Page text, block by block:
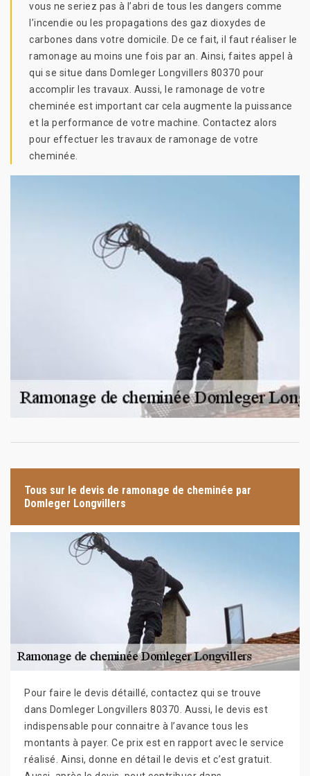
vous ne seriez pas à l’abri de tous les dangers comme
l’incendie ou les propagations des gaz dioxydes de
carbones dans votre domicile. De ce fait, il faut réaliser le
ramonage au moins une fois par an. Ainsi, faites appel à
qui se situe dans Domleger Longvillers 80370 pour
accomplir les travaux. Aussi, le ramonage de votre
cheminée est important car cela augmente la puissance
et la performance de votre machine. Contactez alors
pour effectuer les travaux de ramonage de votre
cheminée.
Tous sur le devis de ramonage de cheminée par
Domleger Longvillers
Pour faire le devis détaillé, contactez qui se trouve
dans Domleger Longvillers 80370. Aussi, le devis est
indispensable pour connaitre à l’avance tous les
montants à payer. Ce prix est en rapport avec le service
réalisé. Ainsi, donne en détail le devis et c’est gratuit.